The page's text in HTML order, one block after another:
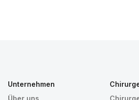
Unternehmen
Über uns